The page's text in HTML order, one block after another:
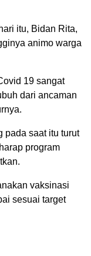
itu, Bidan Rita,
animo warga
19 sangat
dari ancaman
pada saat itu turut
program
vaksinasi
sesuai target